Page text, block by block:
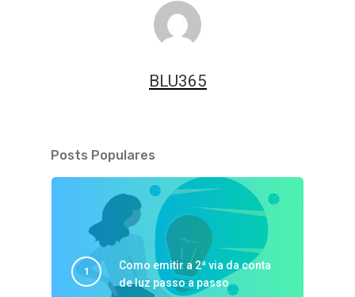
BLU365
Posts Populares
Como emitir a 2ª via da conta
de luz passo a passo